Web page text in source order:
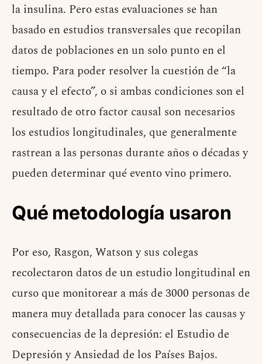
la insulina. Pero estas evaluaciones se han
basado en estudios transversales que recopilan
datos de poblaciones en un solo punto en el
tiempo. Para poder resolver la cuestión de “la
causa y el efecto”, o si ambas condiciones son el
resultado de otro factor causal son necesarios
los estudios longitudinales, que generalmente
rastrean a las personas durante años o décadas y
pueden determinar qué evento vino primero.
Qué metodología usaron
Por eso, Rasgon, Watson y sus colegas
recolectaron datos de un estudio longitudinal en
curso que monitorear a más de 3000 personas de
manera muy detallada para conocer las causas y
consecuencias de la depresión: el Estudio de
Depresión y Ansiedad de los Países Bajos.